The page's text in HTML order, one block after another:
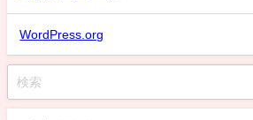
WordPress.org